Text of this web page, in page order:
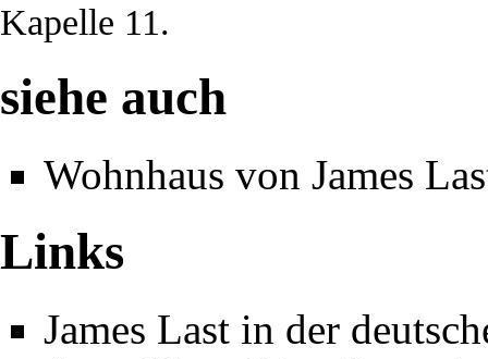
Kapelle 11.
siehe auch
Wohnhaus von James
Links
James Last in der